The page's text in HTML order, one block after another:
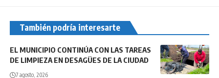
También podría interesarte
EL MUNICIPIO CONTINÚA CON LAS TAREAS
DE LIMPIEZA EN DESAGÜES DE LA CIUDAD
7 agosto, 2026